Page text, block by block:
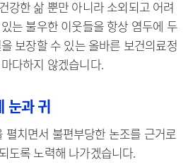
강한 삶 뿐만 아니라 소외되고 어려
는 불우한 이웃들을 항상 염두에 두
보장할 수 있는 올바른 보건의료정
다하지 않겠습니다.
눈과 귀
펼치면서 불편부당한 논조를 근거로
도록 노력해 나가겠습니다.